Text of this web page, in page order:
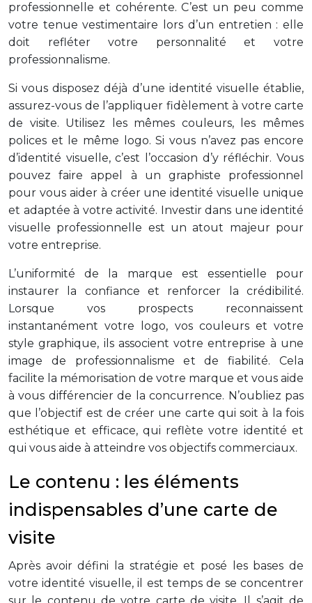
professionnelle et cohérente. C’est un peu comme
votre tenue vestimentaire lors d’un entretien : elle
doit refléter votre personnalité et votre
professionnalisme.
Si vous disposez déjà d’une identité visuelle établie,
assurez-vous de l’appliquer fidèlement à votre carte
de visite. Utilisez les mêmes couleurs, les mêmes
polices et le même logo. Si vous n’avez pas encore
d’identité visuelle, c’est l’occasion d’y réfléchir. Vous
pouvez faire appel à un graphiste professionnel
pour vous aider à créer une identité visuelle unique
et adaptée à votre activité. Investir dans une identité
visuelle professionnelle est un atout majeur pour
votre entreprise.
L’uniformité de la marque est essentielle pour
instaurer la confiance et renforcer la crédibilité.
Lorsque vos prospects reconnaissent
instantanément votre logo, vos couleurs et votre
style graphique, ils associent votre entreprise à une
image de professionnalisme et de fiabilité. Cela
facilite la mémorisation de votre marque et vous aide
à vous différencier de la concurrence. N’oubliez pas
que l’objectif est de créer une carte qui soit à la fois
esthétique et efficace, qui reflète votre identité et
qui vous aide à atteindre vos objectifs commerciaux.
Le contenu : les éléments
indispensables d’une carte de
visite
Après avoir défini la stratégie et posé les bases de
votre identité visuelle, il est temps de se concentrer